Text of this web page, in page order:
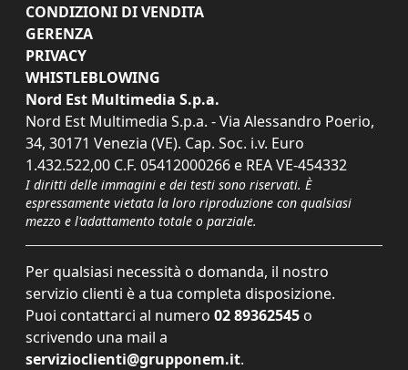
CONDIZIONI DI VENDITA
GERENZA
PRIVACY
WHISTLEBLOWING
Nord Est Multimedia S.p.a.
Nord Est Multimedia S.p.a. - Via Alessandro Poerio,
34, 30171 Venezia (VE). Cap. Soc. i.v. Euro
1.432.522,00 C.F. 05412000266 e REA VE-454332
I diritti delle immagini e dei testi sono riservati. È
espressamente vietata la loro riproduzione con qualsiasi
mezzo e l'adattamento totale o parziale.
Per qualsiasi necessità o domanda, il nostro
servizio clienti è a tua completa disposizione.
Puoi contattarci al numero 02 89362545 o
scrivendo una mail a
servizioclienti@grupponem.it.